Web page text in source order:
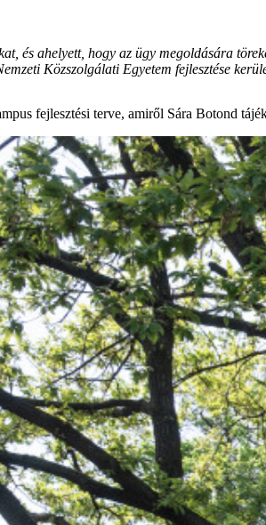
és ahelyett, hogy az ügy megoldására
Közszolgálati Egyetem fejlesztése
fejlesztési terve, amiről Sára Botond